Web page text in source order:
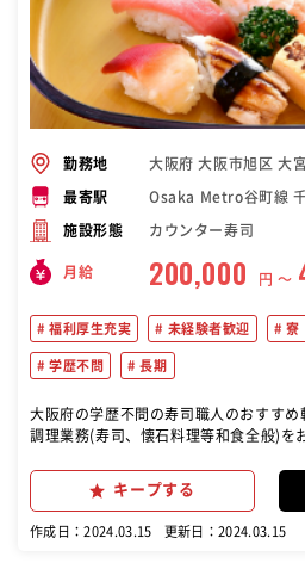
勤務地 大阪府 大阪市旭区 大
最寄駅 Osaka Metro谷町線
施設形態 カウンター寿司
月給 200,000 円 〜
福利厚生充実 未経験者歓迎 寮
学歴不問 長期
大阪府の学歴不問の寿司職人のおすすめ転職求
調理業務(寿司、懐石料理等和食全般)を
づいた教育・研修で成長していただきま
キープする
作成日：2024.03.15 更新日：2024.03.15